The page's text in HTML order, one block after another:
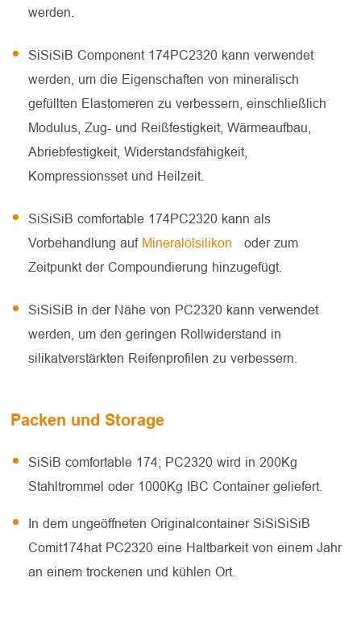
werden.
SiSiSiB Component 174PC2320 kann verwendet
werden, um die Eigenschaften von mineralisch
gefüllten Elastomeren zu verbessern, einschließlich
Modulus, Zug- und Reißfestigkeit, Wärmeaufbau,
Abriebfestigkeit, Widerstandsfähigkeit,
Kompressionsset und Heilzeit.
SiSiSiB comfortable 174PC2320 kann als
Vorbehandlung auf Mineralölsilikon
oder zum
Zeitpunkt der Compoundierung hinzugefügt.
SiSiSiB in der Nähe von PC2320 kann verwendet
werden, um den geringen Rollwiderstand in
silikatverstärkten Reifenprofilen zu verbessern.
Packen und Storage
SiSiB comfortable 174; PC2320 wird in 200Kg
Stahltrommel oder 1000Kg IBC Container geliefert.
In dem ungeöffneten Originalcontainer SiSiSiSiB
Comit174hat PC2320 eine Haltbarkeit von einem Jahr
an einem trockenen und kühlen Ort.